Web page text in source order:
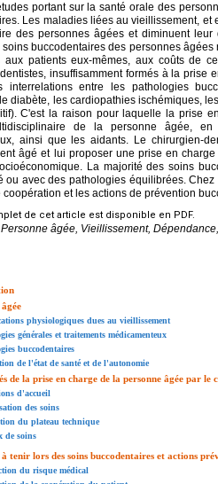
portant sur la santé orale des
Les maladies liées au vieillissement,
des personnes âgées et diminuent
buccodentaires des personnes
aux patients eux-mêmes, aux coûts de
insuffisamment formés à la prise
interrelations entre les pathologies
diabète, les cardiopathies ischémiques,
C'est la raison pour laquelle la prise
de la personne âgée,
ainsi que les aidants. Le chirurgien-
âgé et lui proposer une prise en
La majorité des soins
ou avec des pathologies équilibrées.
coopération et les actions de prévention
de cet article est disponible en PDF.
Personne âgée, Vieillissement,
physiologiques dues au vieillissement
générales et traitements médicamenteux
buccodentaires
de l'état de santé et de l'autonomie
de la prise en charge de la personne âgée par le
d'accueil
des soins
du plateau technique
de soins
tenir lors des soins buccodentaires et actions
du risque médical